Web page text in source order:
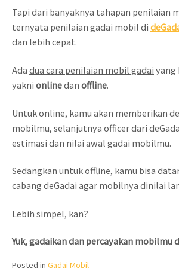
Tapi dari banyaknya tahapan penilaian
ternyata penilaian gadai mobil di
dan lebih cepat.
Adadua cara penilaian mobil gadaiyang
yaknionlinedanoffline.
Untuk online, kamu akan memberikan
mobilmu, selanjutnya officer dari
estimasi dan nilai awal gadai mobilmu.
Sedangkan untuk offline, kamu bisa
cabang deGadai agar mobilnya dinilai
Lebih simpel, kan?
Yuk, gadaikan dan percayakan mobilmu
Posted in Gadai Mobil